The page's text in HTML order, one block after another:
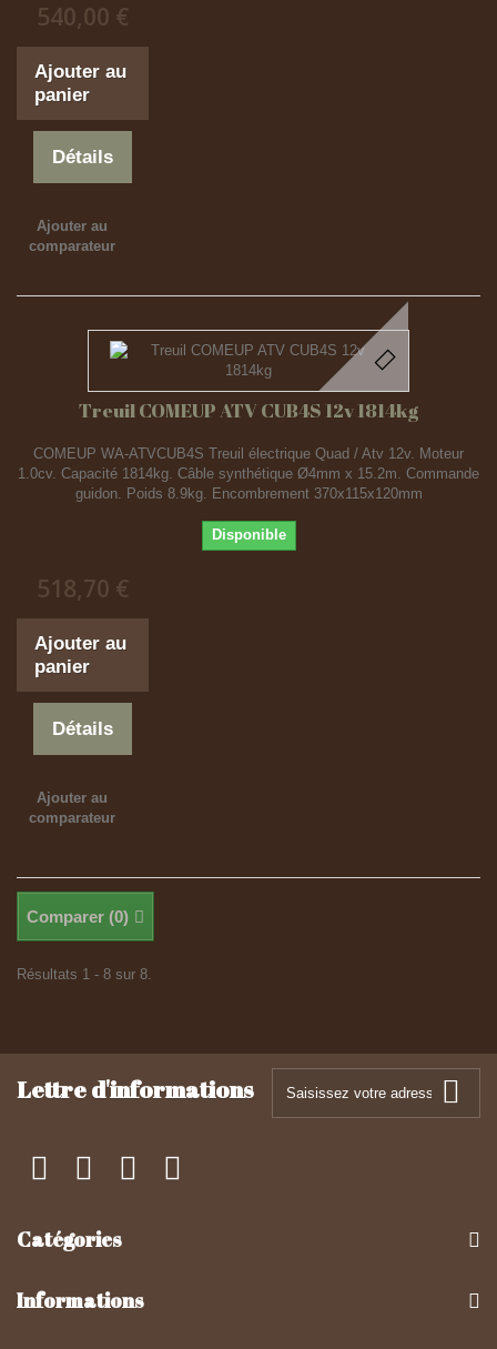
540,00 €
Ajouter au
panier
Détails
Ajouter au
comparateur
Treuil COMEUP ATV CUB4S 12v 1814kg
COMEUP WA-ATVCUB4S Treuil électrique Quad / Atv 12v. Moteur
1.0cv. Capacité 1814kg. Câble synthétique Ø4mm x 15.2m. Commande
guidon. Poids 8.9kg. Encombrement 370x115x120mm
Disponible
518,70 €
Ajouter au
panier
Détails
Ajouter au
comparateur
Comparer (0)
Résultats 1 - 8 sur 8.
Lettre d'informations
Catégories
Informations